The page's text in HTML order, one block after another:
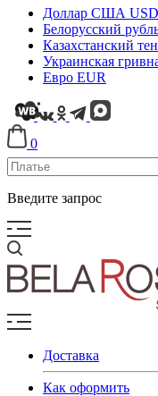
Доллар США USD
Белорусский
Казахстанский
Украинская
Евро EUR
0
Введите запрос
Доставка
Как оформить